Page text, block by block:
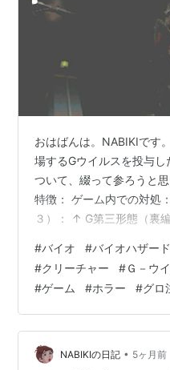
おはばんは。NABIKIです
場するGウイルスを投与
ついて、綴って参ろうと
特徴： ゲーム内での対処
３）： ↑ G第三形態（裏
復で肉体の修復を行うと
態。 この時点で完全なG
二形態までに見られたア
れたため、移動速度が向
の眼球が両肩に形成され
る形態。 …
#バイオ #バイオハザード
#クリーチャー #Ｇ－ウ
#ゲーム #ホラー #グロ
NABIKIの日記 • 5ヶ月前